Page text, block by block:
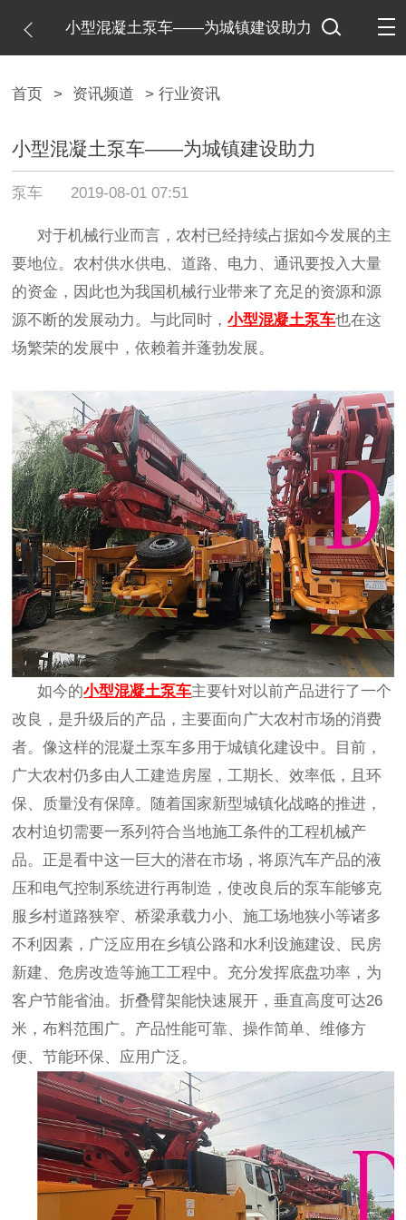
小型混凝土泵车——为城镇建设助力
首页 > 资讯频道 > 行业资讯
小型混凝土泵车——为城镇建设助力
泵车 2019-08-01 07:51
对于机械行业而言，农村已经持续占据如今发展的主
要地位。农村供水供电、道路、电力、通讯要投入大量
的资金，因此也为我国机械行业带来了充足的资源和源
源不断的发展动力。与此同时，小型混凝土泵车也在这
场繁荣的发展中，依赖着并蓬勃发展。
如今的小型混凝土泵车主要针对以前产品进行了一个
改良，是升级后的产品，主要面向广大农村市场的消费
者。像这样的混凝土泵车多用于城镇化建设中。目前，
广大农村仍多由人工建造房屋，工期长、效率低，且环
保、质量没有保障。随着国家新型城镇化战略的推进，
农村迫切需要一系列符合当地施工条件的工程机械产
品。正是看中这一巨大的潜在市场，将原汽车产品的液
压和电气控制系统进行再制造，使改良后的泵车能够克
服乡村道路狭窄、桥梁承载力小、施工场地狭小等诸多
不利因素，广泛应用在乡镇公路和水利设施建设、民房
新建、危房改造等施工工程中。充分发挥底盘功率，为
客户节能省油。折叠臂架能快速展开，垂直高度可达26
米，布料范围广。产品性能可靠、操作简单、维修方
便、节能环保、应用广泛。